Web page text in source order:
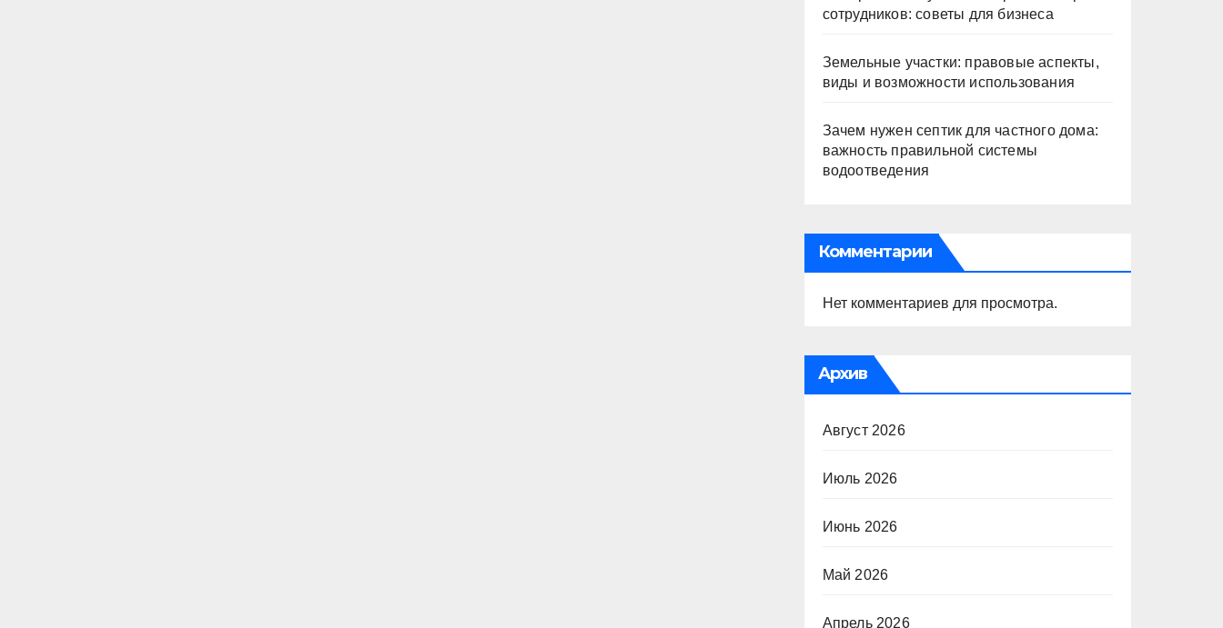
сотрудников: советы для бизнеса
Земельные участки: правовые аспекты,
виды и возможности использования
Зачем нужен септик для частного дома:
важность правильной системы
водоотведения
Комментарии
Нет комментариев для просмотра.
Архив
Август 2026
Июль 2026
Июнь 2026
Май 2026
Апрель 2026